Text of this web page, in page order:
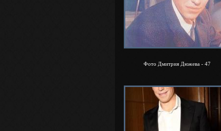
Фото Дмитрия Дюжева - 47